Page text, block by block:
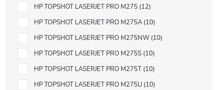
HP TOPSHOT LASERJET PRO M275 12
HP TOPSHOT LASERJET PRO M275A 10
HP TOPSHOT LASERJET PRO M275NW 10
HP TOPSHOT LASERJET PRO M275S 10
HP TOPSHOT LASERJET PRO M275T 10
HP TOPSHOT LASERJET PRO M275U 10